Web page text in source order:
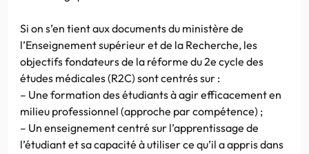
Si on s’en tient aux documents du ministère de
l’Enseignement supérieur et de la Recherche, les
objectifs fondateurs de la réforme du 2e cycle des
études médicales (R2C) sont centrés sur :
– Une formation des étudiants à agir efficacement en
milieu professionnel (approche par compétence) ;
– Un enseignement centré sur l’apprentissage de
l’étudiant et sa capacité à utiliser ce qu’il a appris dans